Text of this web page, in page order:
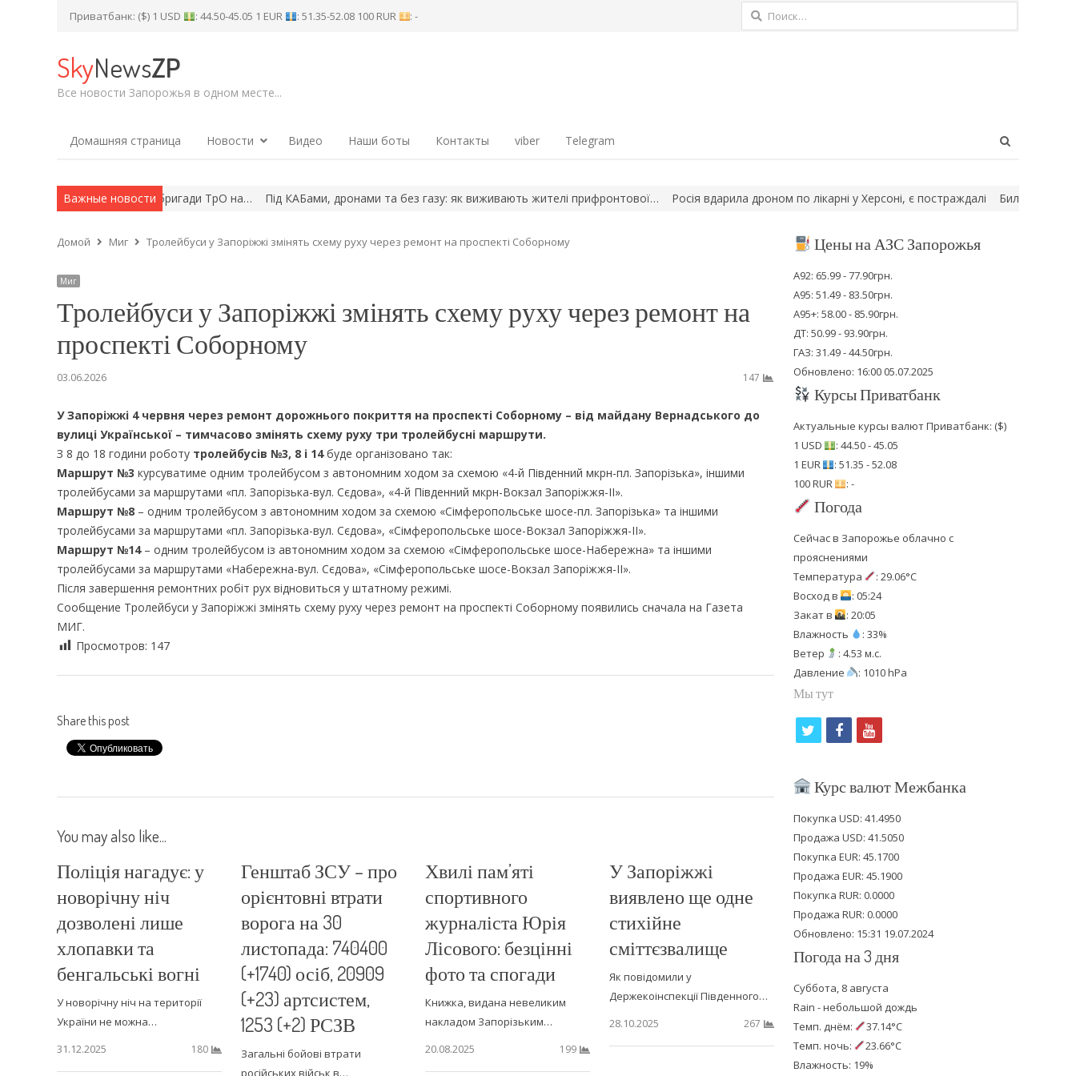
Приватбанк: ($) 1 USD : 44.50-45.05 1 EUR : 51.35-52.08 100 RUR : - Найти:
SkyNewsZP
Все новости Запорожья в одном месте...
Домашняя страница Новости Видео Наши боты Контакты viber Telegram
Важные новости
рідні бійців 108-ї бригади ТрО на… Під КАБами, дронами та без газу: як виживають жителі прифронтової… Росія вдарила дроном по лікарні у Херсоні, є постраждалі Били по Силах
Домой Миг Тролейбуси у Запоріжжі змінять схему руху через ремонт на проспекті Соборному
Миг
Тролейбуси у Запоріжжі змінять схему руху через ремонт на
проспекті Соборному
03.06.2026 147
У Запоріжжі 4 червня через ремонт дорожнього покриття на проспекті Соборному – від майдану Вернадського до
вулиці Української – тимчасово змінять схему руху три тролейбусні маршрути.
З 8 до 18 години роботу тролейбусів №3, 8 і 14буде організовано так:
Маршрут №3 курсуватиме одним тролейбусом з автономним ходом за схемою «4-й Південний мкрн-пл. Запорізька», іншими
тролейбусами за маршрутами «пл. Запорізька-вул. Сєдова», «4-й Південний мкрн-Вокзал Запоріжжя-ІІ».
Маршрут №8 – одним тролейбусом з автономним ходом за схемою «Сімферопольське шосе-пл. Запорізька» та іншими
тролейбусами за маршрутами «пл. Запорізька-вул. Сєдова», «Сімферопольське шосе-Вокзал Запоріжжя-ІІ».
Маршрут №14– одним тролейбусом із автономним ходом за схемою «Сімферопольське шосе-Набережна» та іншими
тролейбусами за маршрутами «Набережна-вул. Сєдова», «Сімферопольське шосе-Вокзал Запоріжжя-ІІ».
Після завершення ремонтних робіт рух відновиться у штатному режимі.
Сообщение Тролейбуси у Запоріжжі змінять схему руху через ремонт на проспекті Соборному появились сначала на Газета
МИГ.
Просмотров: 147
Share this post
You may also like...
Поліція нагадує: у
новорічну ніч
дозволені лише
хлопавки та
бенгальські вогні
У новорічну ніч на території
України не можна…
31.12.2025
180
Генштаб ЗСУ – про
орієнтовні втрати
ворога на 30
листопада: 740400
(+1740) осіб, 20909
(+23) артсистем,
1253 (+2) РСЗВ
Загальні бойові втрати
російських військ в…
Хвилі пам’яті
спортивного
журналіста Юрія
Лісового: безцінні
фото та спогади
Книжка, видана невеликим
накладом Запорізьким…
20.08.2025
199
У Запоріжжі
виявлено ще одне
стихійне
сміттєзвалище
Як повідомили у
Держекоінспекції Південного…
28.10.2025
267
Цены на АЗС Запорожья
А92: 65.99 - 77.90грн.
А95: 51.49 - 83.50грн.
А95+: 58.00 - 85.90грн.
ДТ: 50.99 - 93.90грн.
ГАЗ: 31.49 - 44.50грн.
Обновлено: 16:00 05.07.2025
Курсы Приватбанк
Актуальные курсы валют Приватбанк: ($)
1 USD
: 44.50 - 45.05
1 EUR
: 51.35 - 52.08
100 RUR
: -
Погода
Сейчас в Запорожье облачно с
прояснениями
Температура
: 29.06°C
Восход в
: 05:24
Закат в
: 20:05
Влажность
: 33%
Ветер
: 4.53 м.с.
Давление
: 1010 hPa
Мы тут
i
t
e
r
f
c
b
o
o
k
y
u
u
b
e
Курс валют Межбанка
Покупка USD: 41.4950
Продажа USD: 41.5050
Покупка EUR: 45.1700
Продажа EUR: 45.1900
Покупка RUR: 0.0000
Продажа RUR: 0.0000
Обновлено: 15:31 19.07.2024
Погода на 3 дня
Суббота, 8 августа
Rain - небольшой дождь
Темп. днём:
37.14°C
Темп. ночь:
23.66°C
Влажность: 19%